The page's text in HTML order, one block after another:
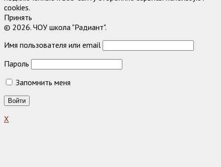
cookies.
Принять
© 2026. ЧОУ школа "Радиант".
Имя пользователя или email
Пароль
Запомнить меня
X